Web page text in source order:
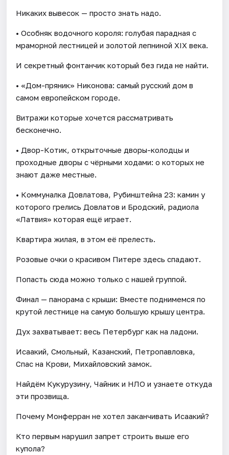
Никаких вывесок — просто знать надо.
• Особняк водочного короля: голубая парадная с
мраморной лестницей и золотой лепниной XIX века.
И секретный фонтанчик который без гида не найти.
• «Дом-пряник» Никонова: самый русский дом в
самом европейском городе.
Витражи которые хочется рассматривать
бесконечно.
• Двор-Котик, открыточные дворы-колодцы и
проходные дворы с чёрными ходами: о которых не
знают даже местные.
• Коммуналка Довлатова, Рубинштейна 23: камин у
которого грелись Довлатов и Бродский, радиола
«Латвия» которая ещё играет.
Квартира жилая, в этом её прелесть.
Розовые очки о красивом Питере здесь спадают.
Попасть сюда можно только с нашей группой.
Финал — панорама с крыши: Вместе поднимемся по
крутой лестнице на самую большую крышу центра.
Дух захватывает: весь Петербург как на ладони.
Исаакий, Смольный, Казанский, Петропавловка,
Спас на Крови, Михайловский замок.
Найдём Кукурузину, Чайник и НЛО и узнаете откуда
эти прозвища.
Почему Монферран не хотел заканчивать Исаакий?
Кто первым нарушил запрет строить выше его
купола?